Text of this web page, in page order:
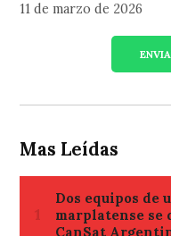
11 de marzo de 2026
Mas Leídas